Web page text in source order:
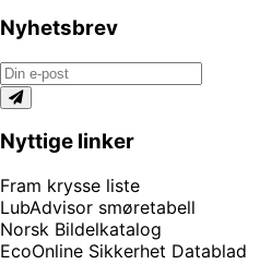
Nyhetsbrev
Nyttige linker
Fram krysse liste
LubAdvisor smøretabell
Norsk Bildelkatalog
EcoOnline Sikkerhet Datablad